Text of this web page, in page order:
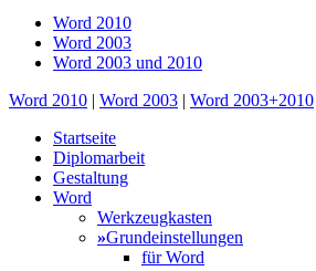
Word 2010
Word 2003
Word 2003 und 2010
Word 2010 | Word 2003 | Word 2003+2010
Startseite
Diplomarbeit
Gestaltung
Word
Werkzeugkasten
»Grundeinstellungen
für Word